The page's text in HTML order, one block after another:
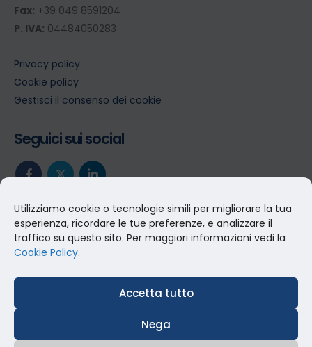
Utilizziamo cookie o tecnologie simili per migliorare la tua
esperienza, ricordare le tue preferenze, e analizzare il
traffico su questo sito. Per maggiori informazioni vedi la
Cookie Policy.
Accetta tutto
Nega
Fax: +39 049 8591204
P. IVA: 04484050283
Privacy policy
Cookie policy
Gestisci il consenso dei cookie
Seguici sui social